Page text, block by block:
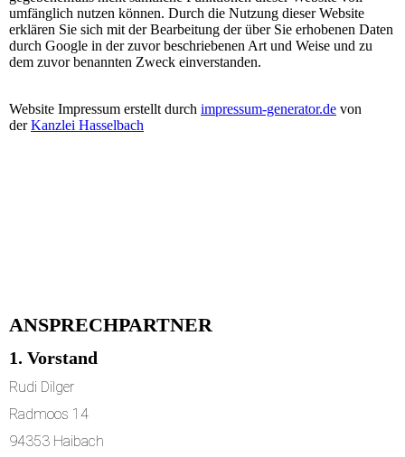
umfänglich nutzen können. Durch die Nutzung dieser Website
erklären Sie sich mit der Bearbeitung der über Sie erhobenen Daten
durch Google in der zuvor beschriebenen Art und Weise und zu
dem zuvor benannten Zweck einverstanden.
Website Impressum erstellt durch impressum-generator.de von
derKanzlei Hasselbach
ANSPRECHPARTNER
1. Vorstand
Rudi Dilger
Radmoos 14
94353 Haibach